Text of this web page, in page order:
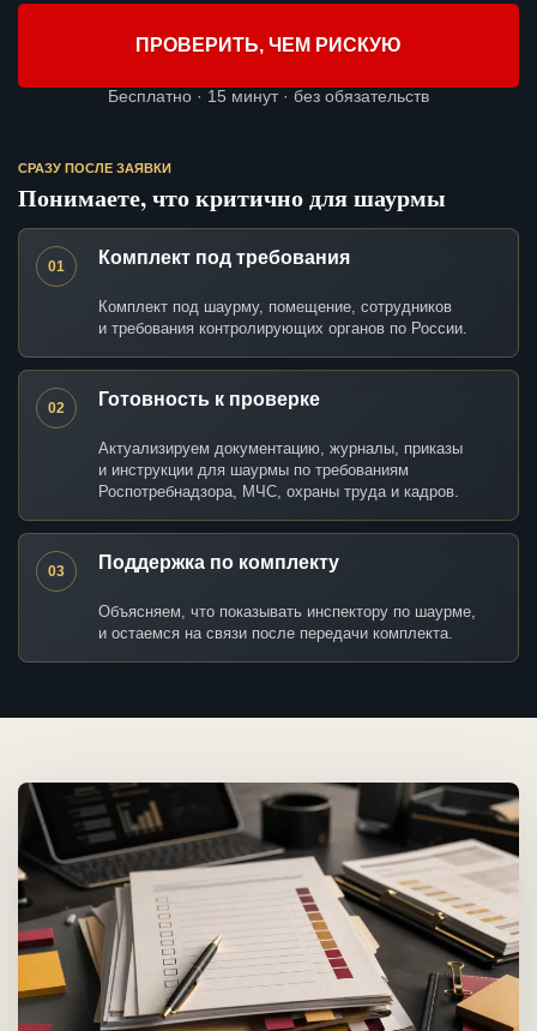
ПРОВЕРИТЬ, ЧЕМ РИСКУЮ
Бесплатно · 15 минут · без обязательств
СРАЗУ ПОСЛЕ ЗАЯВКИ
Понимаете, что критично для шаурмы
01 Комплект под требования
Комплект под шаурму, помещение, сотрудников
и требования контролирующих органов по России.
02 Готовность к проверке
Актуализируем документацию, журналы, приказы
и инструкции для шаурмы по требованиям
Роспотребнадзора, МЧС, охраны труда и кадров.
03 Поддержка по комплекту
Объясняем, что показывать инспектору по шаурме,
и остаемся на связи после передачи комплекта.